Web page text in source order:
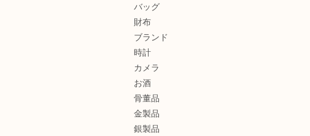
バッグ
財布
ブランド
時計
カメラ
お酒
骨董品
金製品
銀製品